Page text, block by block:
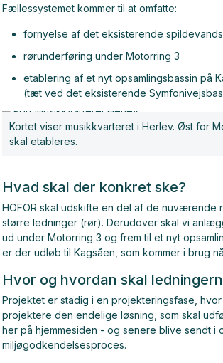
Fællessystemet kommer til at omfatte:
fornyelse af det eksisterende
rørunderføring under Motorring 3
etablering af et nyt opsamlingsbassin på
(tæt ved det eksisterende
Kortet viser musikkvarteret i Herlev. Øst for
skal etableres.
Hvad skal der konkret ske?
HOFOR skal udskifte en del af de
større ledninger (rør). Derudover skal vi
ud under Motorring 3 og frem til et nyt
er der udløb til Kagsåen, som kommer i brug
Hvor og hvordan skal
Projektet er stadig i en projekteringsfase,
projektere den endelige løsning, som skal
her på hjemmesiden - og senere blive sendt i
miljøgodkendelsesproces.